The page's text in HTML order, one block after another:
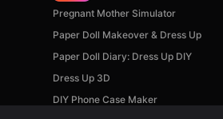
Pregnant Mother Simulator
Paper Doll Makeover & Dress Up
Paper Doll Diary: Dress Up DIY
Dress Up 3D
DIY Phone Case Maker